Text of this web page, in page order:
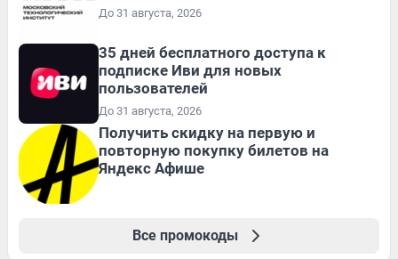
До 31 августа, 2026
35 дней бесплатного доступа к
подписке Иви для новых
пользователей
До 31 августа, 2026
Получить скидку на первую и
повторную покупку билетов на
Яндекс Афише
Все промокоды